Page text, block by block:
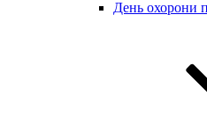
День охорони